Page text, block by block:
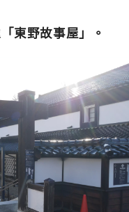
東野故事屋」。